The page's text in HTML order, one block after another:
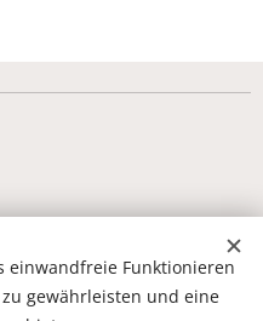
einwandfreie Funktionieren
gewährleisten und eine